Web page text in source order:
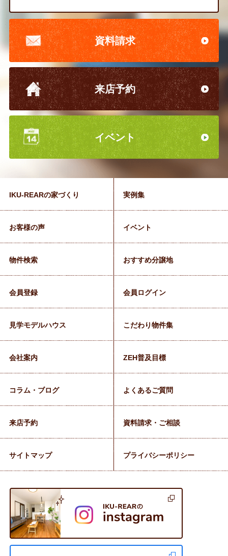
資料請求
来店予約
イベント
IKU-REARの家づくり 実例集
お客様の声 イベント
物件検索 おすすめ分譲地
会員登録 会員ログイン
見学モデルハウス こだわり物件集
会社案内 ZEH普及目標
コラム・ブログ よくあるご質問
来店予約 資料請求・ご相談
サイトマップ プライバシーポリシー